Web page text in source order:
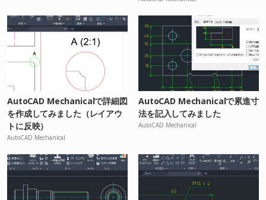
AutoCAD Mechanicalで詳細図
を作成してみました（レイアウ
トに反映）
AutoCAD Mechanical
AutoCAD Mechanicalで累進寸
法を記入してみました
AutoCAD Mechanical